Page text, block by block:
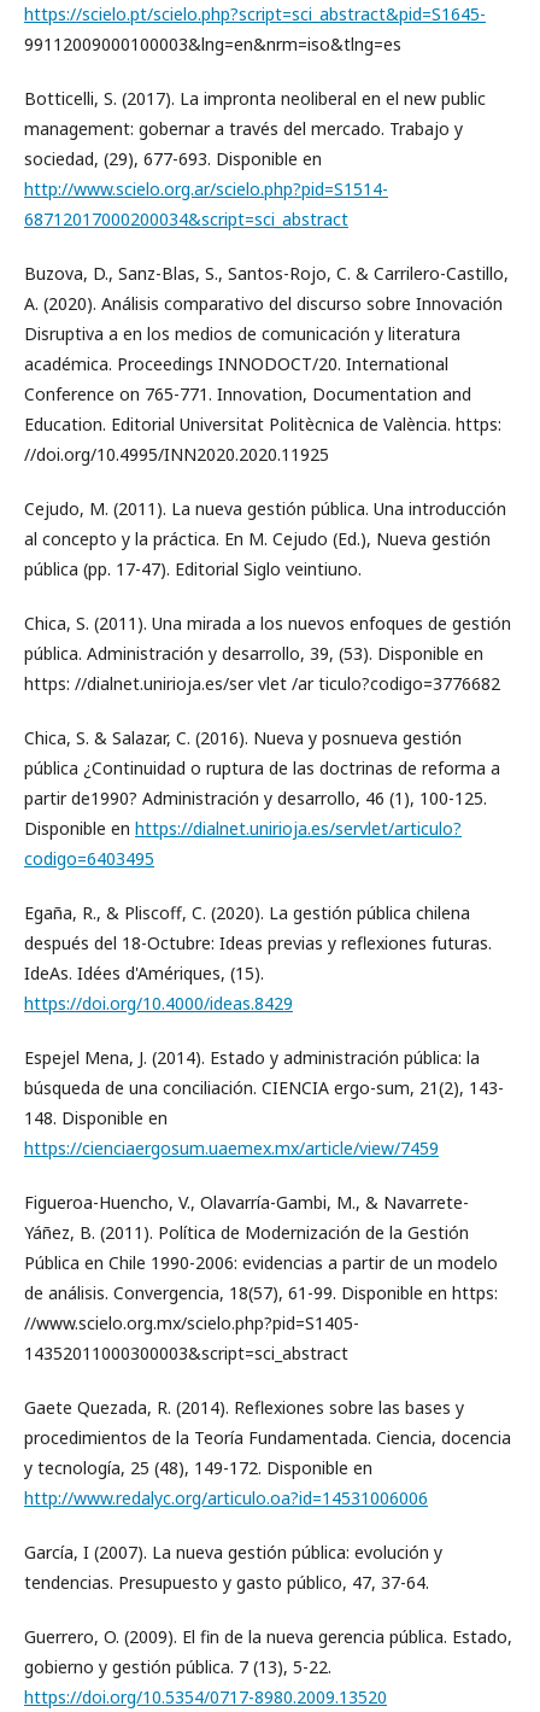
https://scielo.pt/scielo.php?script=sci_abstract&pid=S1645-
99112009000100003&lng=en&nrm=iso&tlng=es
Botticelli, S. (2017). La impronta neoliberal en el new public
management: gobernar a través del mercado. Trabajo y
sociedad, (29), 677-693. Disponible en
http://www.scielo.org.ar/scielo.php?pid=S1514-
68712017000200034&script=sci_abstract
Buzova, D., Sanz-Blas, S., Santos-Rojo, C. & Carrilero-Castillo,
A. (2020). Análisis comparativo del discurso sobre Innovación
Disruptiva a en los medios de comunicación y literatura
académica. Proceedings INNODOCT/20. International
Conference on 765-771. Innovation, Documentation and
Education. Editorial Universitat Politècnica de València. https:
//doi.org/10.4995/INN2020.2020.11925
Cejudo, M. (2011). La nueva gestión pública. Una introducción
al concepto y la práctica. En M. Cejudo (Ed.), Nueva gestión
pública (pp. 17-47). Editorial Siglo veintiuno.
Chica, S. (2011). Una mirada a los nuevos enfoques de gestión
pública. Administración y desarrollo, 39, (53). Disponible en
https: //dialnet.unirioja.es/ser vlet /ar ticulo?codigo=3776682
Chica, S. & Salazar, C. (2016). Nueva y posnueva gestión
pública ¿Continuidad o ruptura de las doctrinas de reforma a
partir de1990? Administración y desarrollo, 46 (1), 100-125.
Disponible en https://dialnet.unirioja.es/servlet/articulo?
codigo=6403495
Egaña, R., & Pliscoff, C. (2020). La gestión pública chilena
después del 18-Octubre: Ideas previas y reflexiones futuras.
IdeAs. Idées d'Amériques, (15).
https://doi.org/10.4000/ideas.8429
Espejel Mena, J. (2014). Estado y administración pública: la
búsqueda de una conciliación. CIENCIA ergo-sum, 21(2), 143-
148. Disponible en
https://cienciaergosum.uaemex.mx/article/view/7459
Figueroa-Huencho, V., Olavarría-Gambi, M., & Navarrete-
Yáñez, B. (2011). Política de Modernización de la Gestión
Pública en Chile 1990-2006: evidencias a partir de un modelo
de análisis. Convergencia, 18(57), 61-99. Disponible en https:
//www.scielo.org.mx/scielo.php?pid=S1405-
14352011000300003&script=sci_abstract
Gaete Quezada, R. (2014). Reflexiones sobre las bases y
procedimientos de la Teoría Fundamentada. Ciencia, docencia
y tecnología, 25 (48), 149-172. Disponible en
http://www.redalyc.org/articulo.oa?id=14531006006
García, I (2007). La nueva gestión pública: evolución y
tendencias. Presupuesto y gasto público, 47, 37-64.
Guerrero, O. (2009). El fin de la nueva gerencia pública. Estado,
gobierno y gestión pública. 7 (13), 5-22.
https://doi.org/10.5354/0717-8980.2009.13520